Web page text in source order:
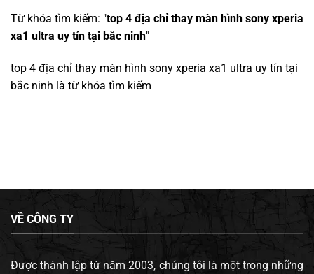
Từ khóa tìm kiếm: "top 4 địa chỉ thay màn hình sony xperia
xa1 ultra uy tín tại bắc ninh"
top 4 địa chỉ thay màn hình sony xperia xa1 ultra uy tín tại
bắc ninh là từ khóa tìm kiếm
VỀ CÔNG TY
Được thành lập từ năm 2003, chúng tôi là một trong những